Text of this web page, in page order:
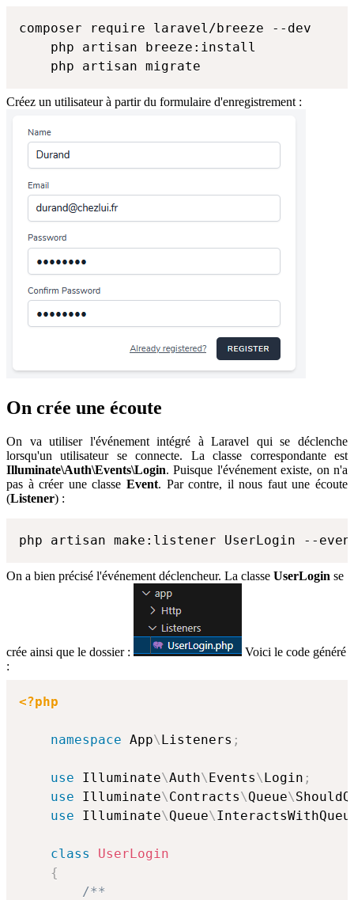
composer require laravel/breeze --dev
    php artisan breeze:install
    php artisan migrate
Créez un utilisateur à partir du formulaire d'enregistrement :
On crée une écoute
On va utiliser l'événement intégré à Laravel qui se déclenche
lorsqu'un utilisateur se connecte. La classe correspondante est
Illuminate\Auth\Events\Login. Puisque l'événement existe, on n'a
pas à créer une classe Event. Par contre, il nous faut une écoute
(Listener) :
php artisan make:listener UserLogin --
On a bien précisé l'événement déclencheur. La classe UserLogin se
crée ainsi que le dossier :
Voici le code généré
:
<?php
namespace App\Listeners ;
use Illuminate\Auth\Events\Login ;
use
Illuminate\Contracts\Queue\
use
Illuminate\Queue\
class
UserLogin
{
/**